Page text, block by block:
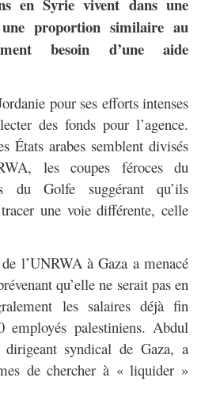
en Syrie vivent dans une
proportion similaire au
besoin d’une aide
pour ses efforts intenses
des fonds pour l’agence.
États arabes semblent divisés
les coupes féroces du
du Golfe suggérant qu’ils
une voie différente, celle
l’UNRWA à Gaza a menacé
qu’elle ne serait pas en
les salaires déjà fin
employés palestiniens. Abdul
syndical de Gaza, a
de chercher à « liquider »